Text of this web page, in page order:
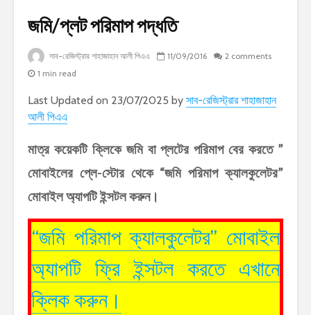
জমি/প্লট পরিমাপ পদ্ধতি
সাব-রেজিস্ট্রার শাহাজাহান আলী পিএএ 11/09/2016
2 comments
1 min read
Last Updated on 23/07/2025 by সাব-রেজিস্ট্রার শাহাজাহান
আলী পিএএ
মাত্র কয়েকটি ক্লিকে জমি বা প্লটের পরিমাপ বের করতে ”
মোবাইলের প্লে-স্টোর থেকে “জমি পরিমাপ ক্যালকুলেটর”
মোবাইল অ্যাপটি ইন্সটল করুন।
“জমি পরিমাপ ক্যালকুলেটর” মোবাইল
অ্যাপটি ফ্রি ইন্সটল করতে এখানে
ক্লিক করুন।